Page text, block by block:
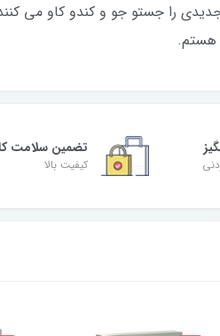
را جستو جو و کندو کاو می
هستم.
تضمین سلامت
کیفیت بالا